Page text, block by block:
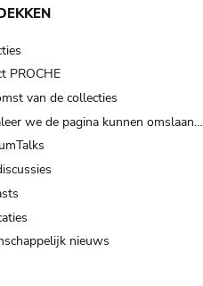
PROCHE
van de collecties
we de pagina kunnen omslaan…
nieuws